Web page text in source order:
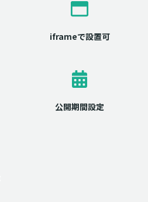
iframeで設置可
公開期間設定